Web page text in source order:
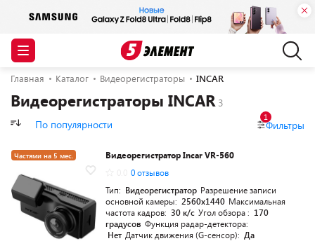
Главная Каталог Видеорегистраторы INCAR
Видеорегистраторы INCAR
По популярности Фильтры
1
Частями на 5 мес.
Видеорегистратор Incar VR-560
0 отзывов
Тип: Видеорегистратор Разрешение записи
основной камеры: 2560x1440 Максимальная
частота кадров: 30 к/с Угол обзора : 170
градусов Функция радар-детектора:
Нет Датчик движения (G-сенсор): Да